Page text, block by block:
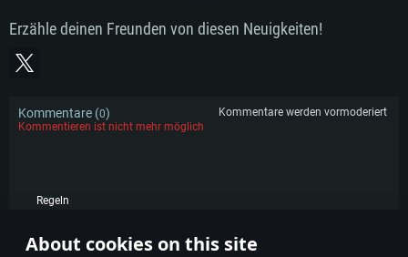
About cookies on this site
Erzähle deinen Freunden von diesen Neuigkeiten!
Kommentare (0)
Kommentare werden vormoderiert
Kommentieren ist nicht mehr möglich
Regeln